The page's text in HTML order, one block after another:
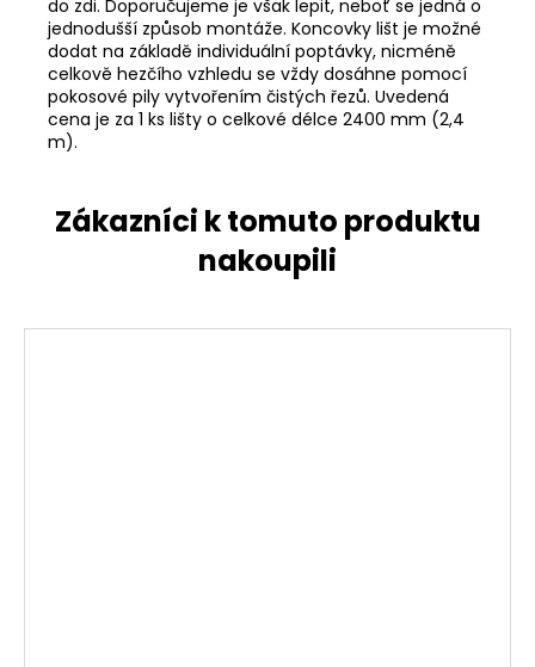
do zdi. Doporučujeme je však lepit, neboť se jedná o
jednodušší způsob montáže. Koncovky lišt je možné
dodat na základě individuální poptávky, nicméně
celkově hezčího vzhledu se vždy dosáhne pomocí
pokosové pily vytvořením čistých řezů. Uvedená
cena je za 1 ks lišty o celkové délce 2400 mm (2,4
m).